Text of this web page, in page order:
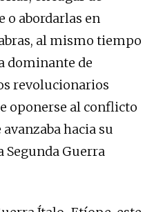
o abordarlas en
al mismo tiempo
dominante de
revolucionarios
oponerse al conflicto
hacia su
Segunda Guerra